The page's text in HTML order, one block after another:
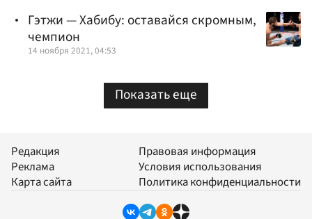
Гэтжи — Хабибу: оставайся скромным,
чемпион
14 ноября 2021, 04:53
Показать еще
Редакция
Реклама
Карта сайта
Правовая информация
Условия использования
Политика конфиденциальности